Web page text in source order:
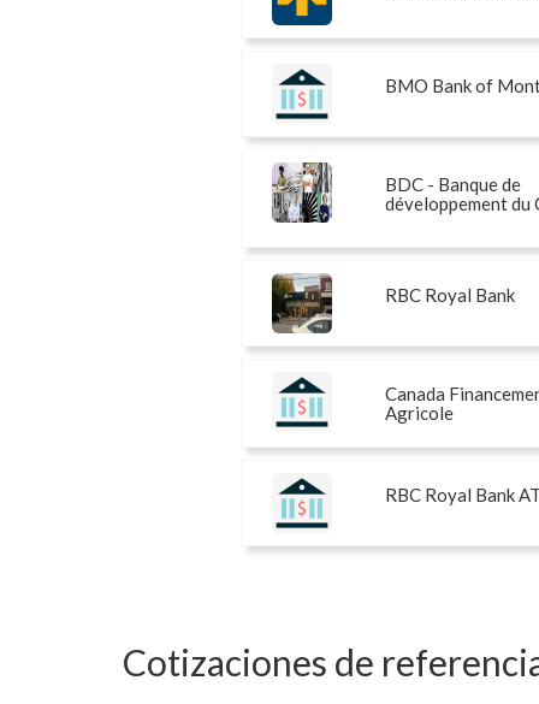
BMO Bank of
BDC - Banque de
développement du
RBC Royal Bank
Canada
Agricole
RBC Royal Bank
Cotizaciones de